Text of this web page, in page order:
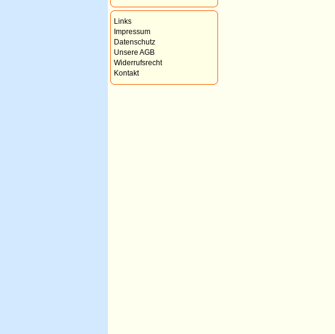
Links
Impressum
Datenschutz
Unsere AGB
Widerrufsrecht
Kontakt